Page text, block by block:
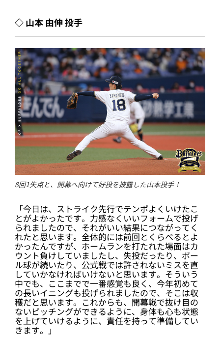
◇ 山本 由伸 投手
8回1失点と、開幕へ向けて好投を披露した山本投手！
「今日は、ストライク先行でテンポよくいけたこ
とがよかったです。力感なくいいフォームで投げ
られましたので、それがいい結果につながってく
れたと思います。全体的には前回とくらべるとよ
かったんですが、ホームランを打たれた場面はカ
ウント負けしていましたし、失投だったり、ボー
ル球が続いたり、公式戦では許されないミスを直
していかなければいけないと思います。そういう
中でも、ここまでで一番感覚も良く、今年初めて
の長いイニングも投げられましたので、そこは収
穫だと思います。これからも、開幕戦で抜け目の
ないピッチングができるように、身体も心も状態
を上げていけるように、責任を持って準備してい
きます。」